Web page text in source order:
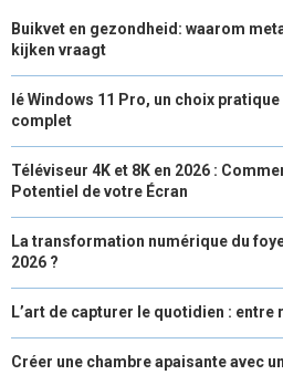
Buikvet en gezondheid: waarom
kijken vraagt
lé Windows 11 Pro, un choix
complet
Téléviseur 4K et 8K en 2026 :
Potentiel de votre Écran
La transformation numérique du
2026 ?
L’art de capturer le quotidien :
Créer une chambre apaisante avec